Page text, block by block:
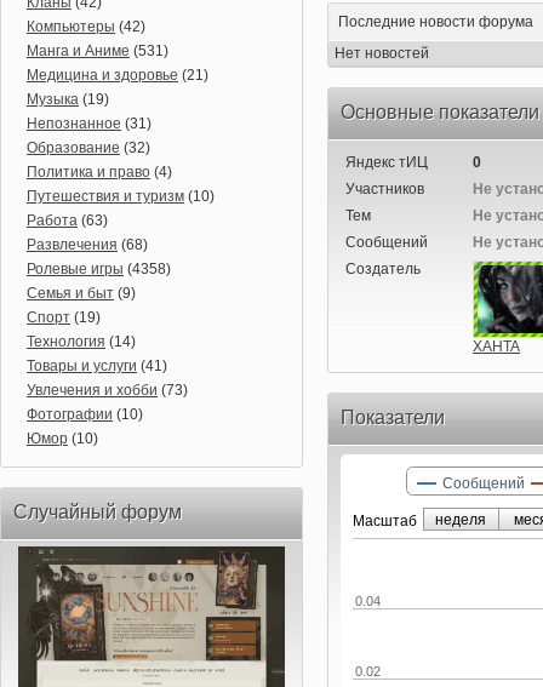
Компьютеры (42)
Манга и Аниме (531)
Медицина и здоровье (21)
Музыка (19)
Непознанное (31)
Образование (32)
Политика и право (4)
Путешествия и туризм (10)
Работа (63)
Развлечения (68)
Ролевые игры (4358)
Семья и быт (9)
Спорт (19)
Технология (14)
Товары и услуги (41)
Увлечения и хобби (73)
Фотографии (10)
Юмор (10)
Случайный форум
Последние новости форума
Нет новостей
Основные
Яндекс тИЦ
0
Участников
Не
Тем
Не
Сообщений
Не
Создатель
XAHTA
Показатели
Маcштаб
0.02
0.04
Сообщений
неделя